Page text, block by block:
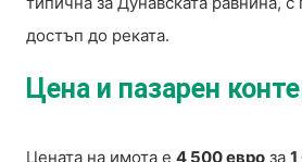
достъп до реката.
Цена и пазарен
Цената на имота е 4 500 евро за